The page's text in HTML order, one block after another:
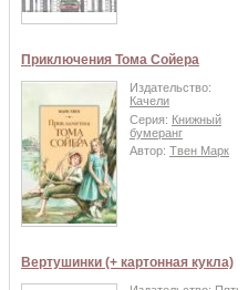
Приключения Тома Сойера
Издательство:
Качели
Серия: Книжный
бумеранг
Автор: Твен Марк
Вертушинки (+ картонная кукла)